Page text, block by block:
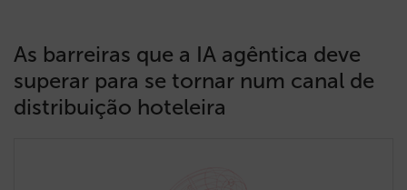
As barreiras que a IA agêntica deve
superar para se tornar num canal de
distribuição hoteleira